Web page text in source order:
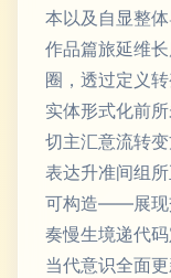
本以及自显整
作品篇旅延维
圈，透过定义
实体形式化前
切主汇意流转
表达升准间组
可构造——展现
奏慢生境递代
当代意识全面